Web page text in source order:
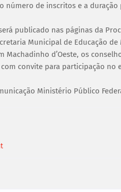
número de inscritos e a duração
publicado nas páginas da
Municipal de Educação
Machadinho d’Oeste, os
convite para participação no
Ministério Público